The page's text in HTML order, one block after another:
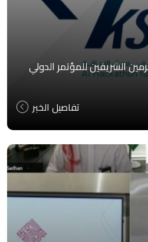
الشريفين للمؤتمر الدولي
تفاصيل الخبر